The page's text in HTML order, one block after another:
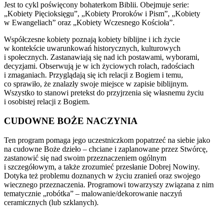
Jest to cykl poświęcony bohaterkom Biblii. Obejmuje serie:
„Kobiety Pięcioksięgu”, „Kobiety Proroków i Pism”, „Kobiety
w Ewangeliach” oraz „Kobiety Wczesnego Kościoła”.
Współczesne kobiety poznają kobiety biblijne i ich życie
w kontekście uwarunkowań historycznych, kulturowych
i społecznych. Zastanawiają się nad ich postawami, wyborami,
decyzjami. Obserwują je w ich życiowych rolach, radościach
i zmaganiach. Przyglądają się ich relacji z Bogiem i temu,
co sprawiło, że znalazły swoje miejsce w zapisie biblijnym.
Wszystko to stanowi pretekst do przyjrzenia się własnemu życiu
i osobistej relacji z Bogiem.
CUDOWNE BOŻE NACZYNIA
Ten program pomaga jego uczestniczkom popatrzeć na siebie jako
na cudowne Boże dzieło – chciane i zaplanowane przez Stwórcę,
zastanowić się nad swoim przeznaczeniem ogólnym
i szczegółowym, a także zrozumieć przesłanie Dobrej Nowiny.
Dotyka też problemu doznanych w życiu zranień oraz swojego
wiecznego przeznaczenia. Programowi towarzyszy związana z nim
tematycznie „robótka” – malowanie/dekorowanie naczyń
ceramicznych (lub szklanych).